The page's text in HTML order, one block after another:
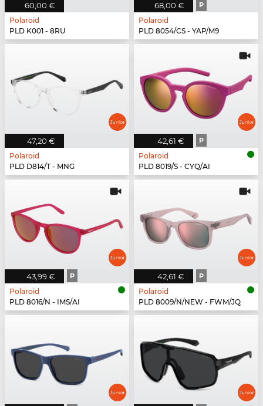
60,00 €
Polaroid
PLD K001 - 8RU
68,00 € P
Polaroid
PLD 8054/CS - YAP/M9
47,20 €
Polaroid
PLD D814/T - MNG
42,61 € P
Polaroid
PLD 8019/S - CYQ/AI
43,99 € P
Polaroid
PLD 8016/N - IMS/AI
42,61 € P
Polaroid
PLD 8009/N/NEW - FWM/JQ